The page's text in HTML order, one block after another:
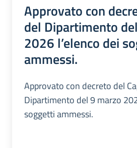
Approvato con
del Dipartimento
2026 l’elenco dei
ammessi.
Approvato con decreto del
Dipartimento del 9 marzo
soggetti ammessi.